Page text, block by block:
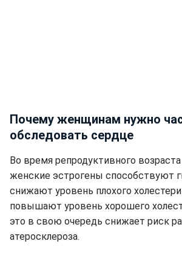
Почему женщинам нужно
обследовать сердце
Во время репродуктивного
женские эстрогены способствуют
снижают уровень плохого
повышают уровень хорошего
это в свою очередь снижает риск
атеросклероза.